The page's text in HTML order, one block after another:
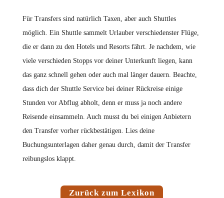
Für Transfers sind natürlich Taxen, aber auch Shuttles
möglich. Ein Shuttle sammelt Urlauber verschiedenster Flüge,
die er dann zu den Hotels und Resorts fährt. Je nachdem, wie
viele verschieden Stopps vor deiner Unterkunft liegen, kann
das ganz schnell gehen oder auch mal länger dauern. Beachte,
dass dich der Shuttle Service bei deiner Rückreise einige
Stunden vor Abflug abholt, denn er muss ja noch andere
Reisende einsammeln. Auch musst du bei einigen Anbietern
den Transfer vorher rückbestätigen. Lies deine
Buchungsunterlagen daher genau durch, damit der Transfer
reibungslos klappt.
Zurück zum Lexikon